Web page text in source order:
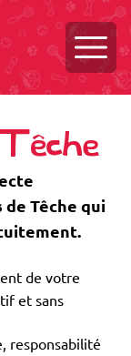
Têche qui
de votre
et sans
responsabilité